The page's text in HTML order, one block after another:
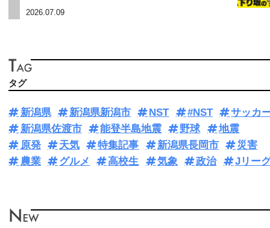
2026.07.09
タグ
新潟県 新潟県新潟市 NST #NST
サッカ
新潟県佐渡市
能登半島地震 野球
地震
原発
天気 特集記事 新潟県長岡市
災害
農業
グルメ 高校生 気象 政治 Jリー